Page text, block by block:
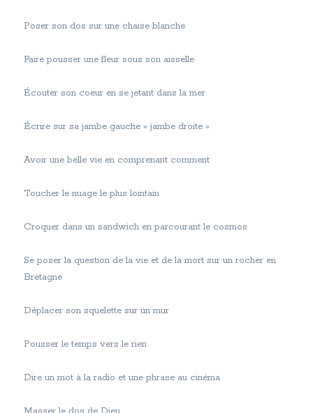
Poser son dos sur une chaise blanche
Faire pousser une fleur sous son aisselle
Écouter son coeur en se jetant dans la mer
Écrire sur sa jambe gauche « jambe droite »
Avoir une belle vie en comprenant comment
Toucher le nuage le plus lointain
Croquer dans un sandwich en parcourant le cosmos
Se poser la question de la vie et de la mort sur un rocher en
Bretagne
Déplacer son squelette sur un mur
Pousser le temps vers le rien
Dire un mot à la radio et une phrase au cinéma